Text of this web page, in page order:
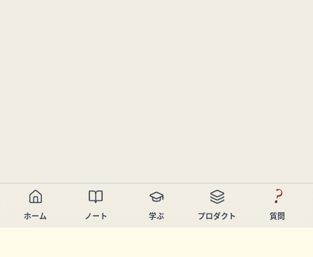
ホーム ノート 学ぶ プロダクト
?
質問